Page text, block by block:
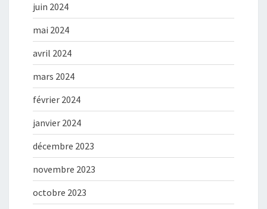
juin 2024
mai 2024
avril 2024
mars 2024
février 2024
janvier 2024
décembre 2023
novembre 2023
octobre 2023